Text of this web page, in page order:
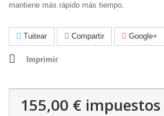
mantiene más rápido más tiempo.
Tuitear Compartir Google+
Imprimir
155,00 €